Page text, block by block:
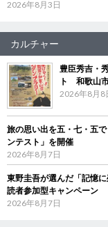
2026年8月3日
カルチャー
豊臣秀吉・
ト 和歌山
2026年8月8
旅の思い出を五・七・五
ンテスト」を開催
2026年8月7日
東野圭吾が選んだ「記憶
読者参加型キャンペーン
2026年8月7日